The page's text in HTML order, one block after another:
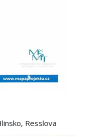
Resslova